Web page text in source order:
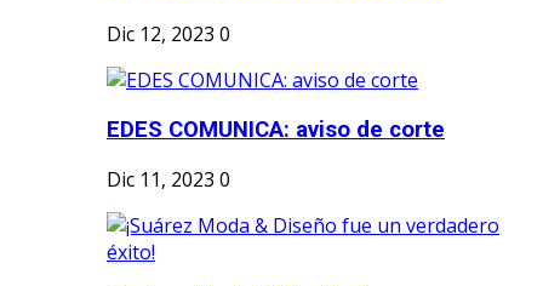
Dic 12, 2023 0
EDES COMUNICA: aviso de corte
Dic 11, 2023 0